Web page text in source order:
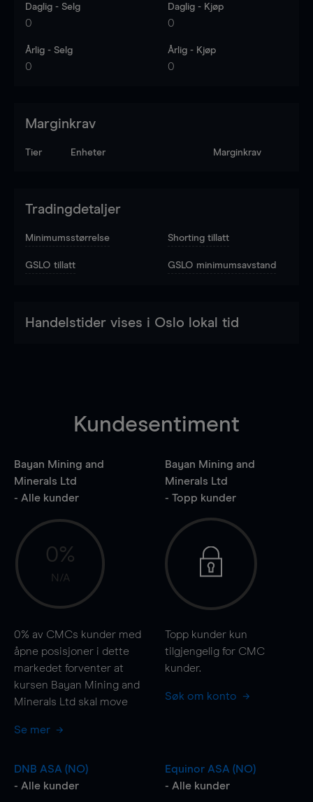
Daglig - Selg
0
Daglig - Kjøp
0
Årlig - Selg
0
Årlig - Kjøp
0
Marginkrav
Tier Enheter Marginkrav
Tradingdetaljer
Minimumsstørrelse Shorting tillatt
GSLO tillatt GSLO minimumsavstand
Handelstider vises i Oslo lokal tid
Kundesentiment
Bayan Mining and
Minerals Ltd
- Alle kunder
0%
N/A
0% av CMCs kunder med
åpne posisjoner i dette
markedet forventer at
kursen Bayan Mining and
Minerals Ltd skal move
Se mer
Bayan Mining and
Minerals Ltd
- Topp kunder
Topp kunder kun
tilgjengelig for CMC
kunder.
Søk om konto
DNB ASA (NO)
- Alle kunder
Equinor ASA (NO)
- Alle kunder